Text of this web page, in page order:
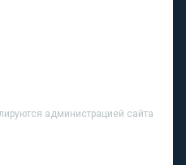
администрацией сайта